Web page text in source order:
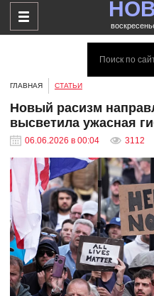
ГЛАВНАЯ СТАТЬИ
Новый расизм
высветила ужасная
06.06.2026 в 00:04 3112